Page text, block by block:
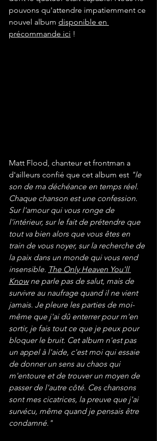
pouvons qu'attendre impatiemment ce
nouvel album disponible en
précommande ici !
Matt Flood, chanteur et frontman a
d'ailleurs confié que cet album est "le
son de ma déchéance en temps réel.
Chaque chanson est une confession.
Sur l'amour qui vous ronge de
l'intérieur, sur le fait de prétendre que
tout va bien alors que vous êtes en
train de vous noyer, sur la recherche de
la paix dans un monde qui vous rend
insensible. The Only Heaven You'll
Know ne parle pas de salut, mais de
survivre au naufrage quand il ne vient
jamais. Je pleure les parties de moi-
même que j'ai dû enterrer pour m'en
sortir, je fais tout ce que je peux pour
bloquer le bruit. Cet album n'est pas
un appel à l'aide, c'est moi qui essaie
de donner un sens au chaos qui
m'entoure et de trouver un moyen de
passer de l'autre côté. Ces chansons
sont mes cicatrices, la preuve que j'ai
survécu, même quand je pensais être
condamné."